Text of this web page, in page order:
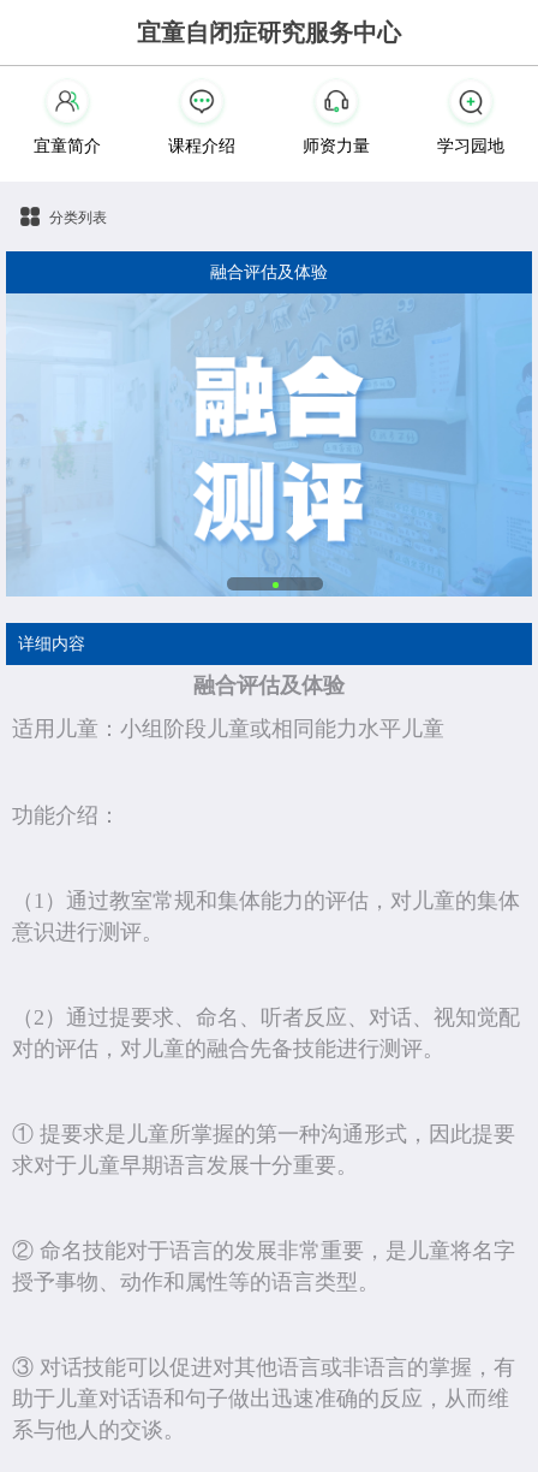
宜童自闭症研究服务中心
宜童简介 课程介绍 师资力量 学习园地
分类列表
融合评估及体验
详细内容
融合评估及体验
适用儿童：小组阶段儿童或相同能力水平儿童
功能介绍：
（1）通过教室常规和集体能力的评估，对儿童的集体
意识进行测评。
（2）通过提要求、命名、听者反应、对话、视知觉配
对的评估，对儿童的融合先备技能进行测评。
① 提要求是儿童所掌握的第一种沟通形式，因此提要
求对于儿童早期语言发展十分重要。
② 命名技能对于语言的发展非常重要，是儿童将名字
授予事物、动作和属性等的语言类型。
③ 对话技能可以促进对其他语言或非语言的掌握，有
助于儿童对话语和句子做出迅速准确的反应，从而维
系与他人的交谈。